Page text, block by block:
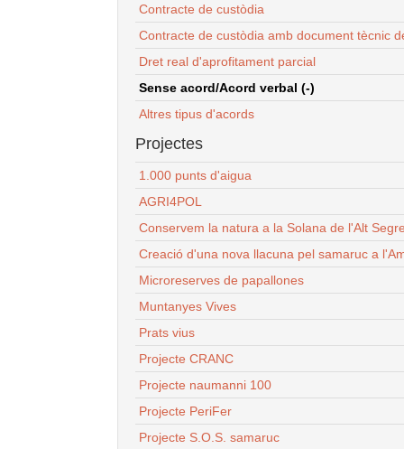
Contracte de custòdia
Contracte de custòdia amb document tècnic
Dret real d'aprofitament parcial
Sense acord/Acord verbal (-)
Altres tipus d'acords
Projectes
1.000 punts d'aigua
AGRI4POL
Conservem la natura a la Solana de l'Alt
Creació d'una nova llacuna pel samaruc a
Microreserves de papallones
Muntanyes Vives
Prats vius
Projecte CRANC
Projecte naumanni 100
Projecte PeriFer
Projecte S.O.S. samaruc